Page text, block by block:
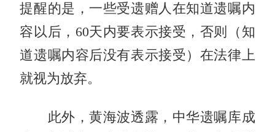
提醒的是，一些受遗赠人在知道遗嘱内
容以后，60天内要表示接受，否则（知
道遗嘱内容后没有表示接受）在法律上
就视为放弃。
此外，黄海波透露，中华遗嘱库成